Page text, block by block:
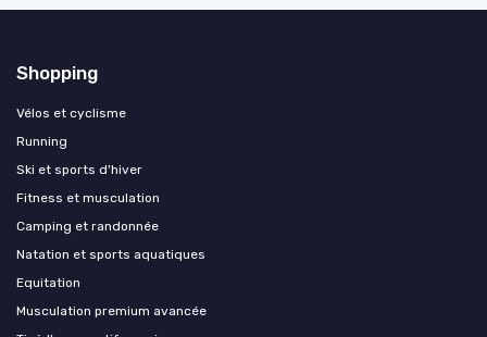
Shopping
Vélos et cyclisme
Running
Ski et sports d'hiver
Fitness et musculation
Camping et randonnée
Natation et sports aquatiques
Equitation
Musculation premium avancée